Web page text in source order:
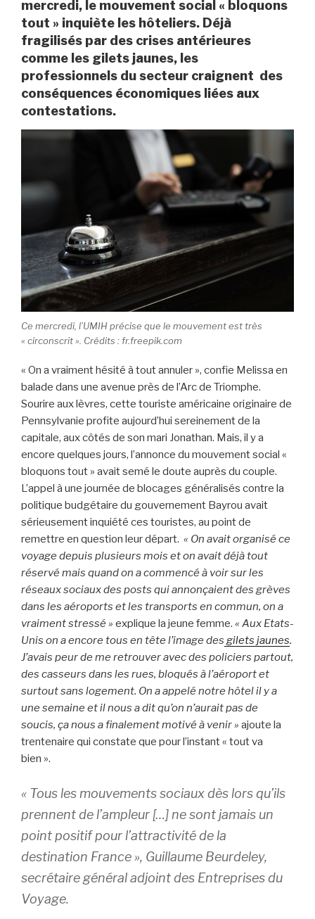
mercredi, le mouvement social « bloquons
tout » inquiète les hôteliers. Déjà
fragilisés par des crises antérieures
comme les gilets jaunes, les
professionnels du secteur craignent des
conséquences économiques liées aux
contestations.
Ce mercredi, l’UMIH précise que le mouvement est très
« circonscrit ». Crédits : fr.freepik.com
« On a vraiment hésité à tout annuler », confie Melissa en
balade dans une avenue près de l’Arc de Triomphe.
Sourire aux lèvres, cette touriste américaine originaire de
Pennsylvanie profite aujourd’hui sereinement de la
capitale, aux côtés de son mari Jonathan. Mais, il y a
encore quelques jours, l’annonce du mouvement social «
bloquons tout » avait semé le doute auprès du couple.
L’appel à une journée de blocages généralisés contre la
politique budgétaire du gouvernement Bayrou avait
sérieusement inquiété ces touristes, au point de
remettre en question leur départ. « On avait organisé ce
voyage depuis plusieurs mois et on avait déjà tout
réservé mais quand on a commencé à voir sur les
réseaux sociaux des posts qui annonçaient des grèves
dans les aéroports et les transports en commun, on a
vraiment stressé » explique la jeune femme. « Aux Etats-
Unis on a encore tous en tête l’image des gilets jaunes.
J’avais peur de me retrouver avec des policiers partout,
des casseurs dans les rues, bloqués à l’aéroport et
surtout sans logement. On a appelé notre hôtel il y a
une semaine et il nous a dit qu’on n’aurait pas de
soucis, ça nous a finalement motivé à venir » ajoute la
trentenaire qui constate que pour l’instant « tout va
bien ».
« Tous les mouvements sociaux dès lors qu’ils
prennent de l’ampleur […] ne sont jamais un
point positif pour l’attractivité de la
destination France », Guillaume Beurdeley,
secrétaire général adjoint des Entreprises du
Voyage.